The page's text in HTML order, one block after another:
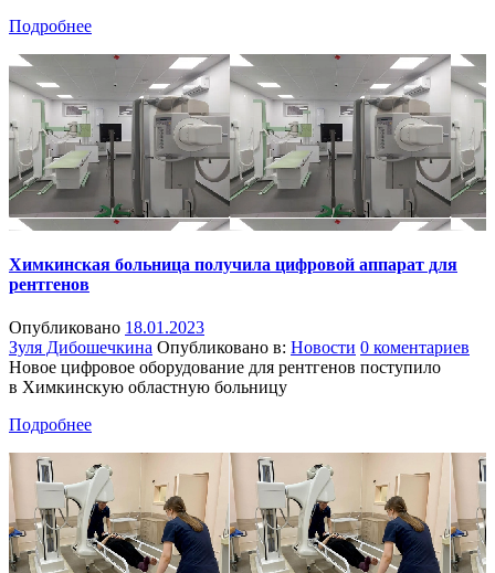
Подробнее
Химкинская больница получила цифровой аппарат для
рентгенов
Опубликовано 18.01.2023
Зуля Дибошечкина Опубликовано в: Новости 0 коментариев
Новое цифровое оборудование для рентгенов поступило
в Химкинскую областную больницу
Подробнее